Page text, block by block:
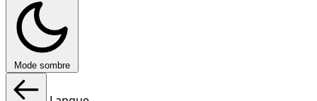
Mode sombre